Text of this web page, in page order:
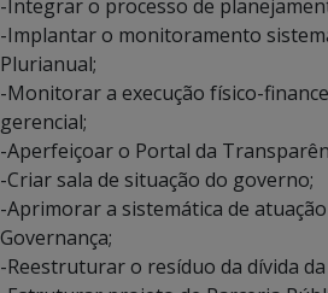
-Integrar o processo de
-Implantar o monitoramento
Plurianual;
-Monitorar a execução físico-
gerencial;
-Aperfeiçoar o Portal da
-Criar sala de situação do governo;
-Aprimorar a sistemática de
Governança;
-Reestruturar o resíduo da dívida da